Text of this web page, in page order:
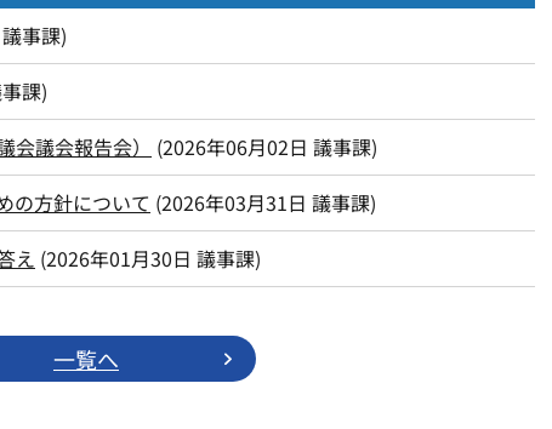
議事課)
課)
議会報告会）
(2026年06月02日 議事課)
の方針について (2026年03月31日 議事課)
え (2026年01月30日 議事課)
一覧へ